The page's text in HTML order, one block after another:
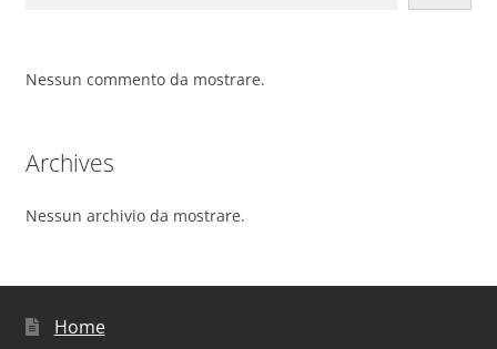
Nessun commento da mostrare.
Archives
Nessun archivio da mostrare.
Home